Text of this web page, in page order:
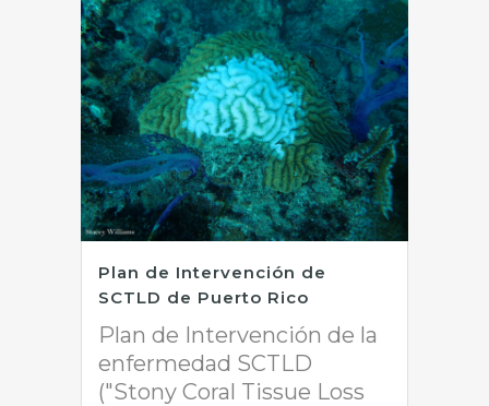
Plan de Intervención de
SCTLD de Puerto Rico
Plan de Intervención de la
enfermedad SCTLD
("Stony Coral Tissue Loss